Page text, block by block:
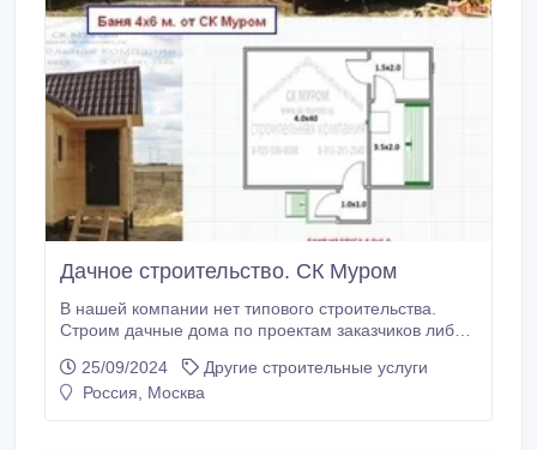
Дачное строительство. СК Муром
В нашей компании нет типового строительства.
Строим дачные дома по проектам заказчиков либо
будущего дома исходя из их пожеланий. Такой
подход к делу позволяет более конкретно учесть, а
25/09/2024
Другие строительные услуги
Россия, Москва